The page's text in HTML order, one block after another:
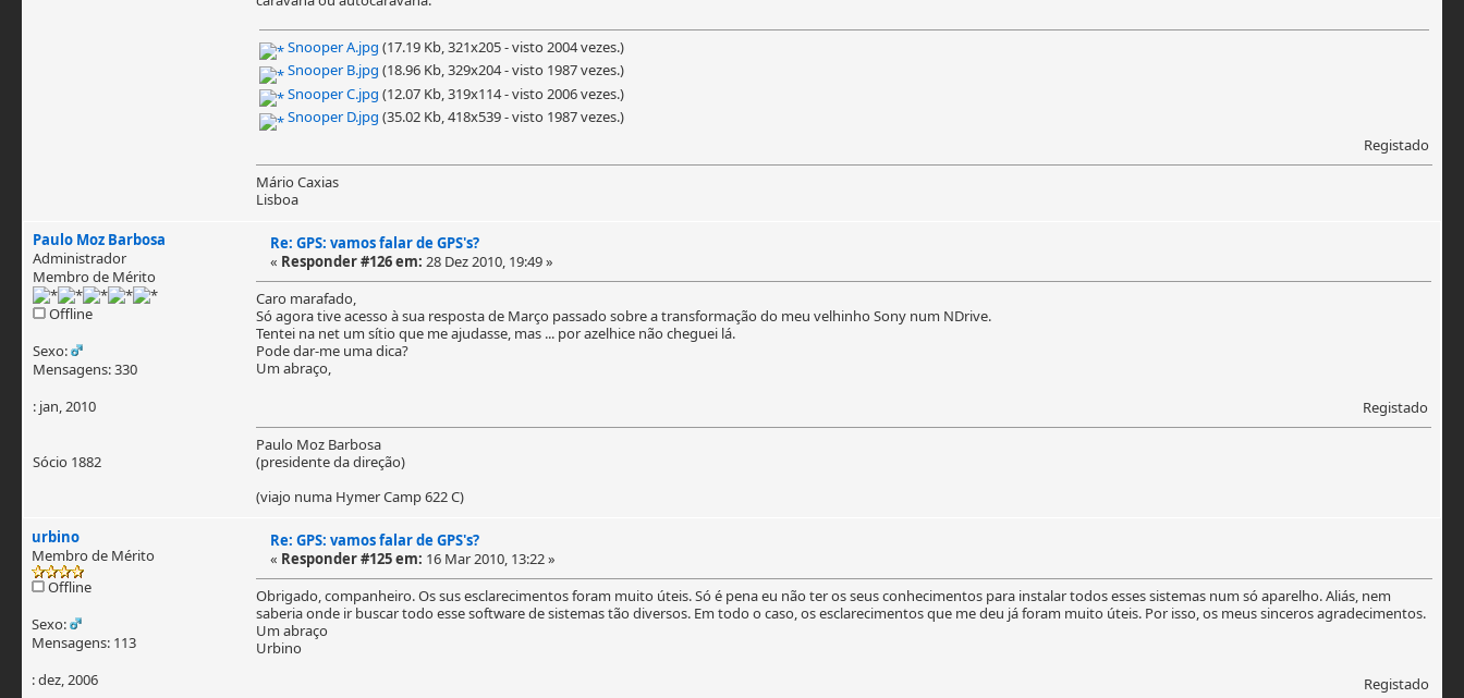
Snooper A.jpg (17.19 Kb, 321x205 - visto 2004 vezes.)
Snooper B.jpg (18.96 Kb, 329x204 - visto 1987 vezes.)
Snooper C.jpg (12.07 Kb, 319x114 - visto 2006 vezes.)
Snooper D.jpg (35.02 Kb, 418x539 - visto 1987 vezes.)
Registado
Mário Caxias
Lisboa
Paulo Moz Barbosa
Administrador
Membro de Mérito
Offline
Sexo:
Mensagens: 330
: jan, 2010
Sócio 1882
Re: GPS: vamos falar de GPS's?
« Responder #126 em: 28 Dez 2010, 19:49 »
Caro marafado,
Só agora tive acesso à sua resposta de Março passado sobre a transformação do meu velhinho Sony num NDrive.
Tentei na net um sítio que me ajudasse, mas ... por azelhice não cheguei lá.
Pode dar-me uma dica?
Um abraço,
Registado
Paulo Moz Barbosa
(presidente da direção)
(viajo numa Hymer Camp 622 C)
urbino
Membro de Mérito
Offline
Sexo:
Mensagens: 113
: dez, 2006
Re: GPS: vamos falar de GPS's?
« Responder #125 em: 16 Mar 2010, 13:22 »
Obrigado, companheiro. Os sus esclarecimentos foram muito úteis. Só é pena eu não ter os seus conhecimentos para instalar todos esses sistemas num só aparelho. Aliás, nem
saberia onde ir buscar todo esse software de sistemas tão diversos. Em todo o caso, os esclarecimentos que me deu já foram muito úteis. Por isso, os meus sinceros agradecimentos.
Um abraço
Urbino
Registado